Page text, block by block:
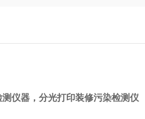
仪器，分光打印装修污染检测仪